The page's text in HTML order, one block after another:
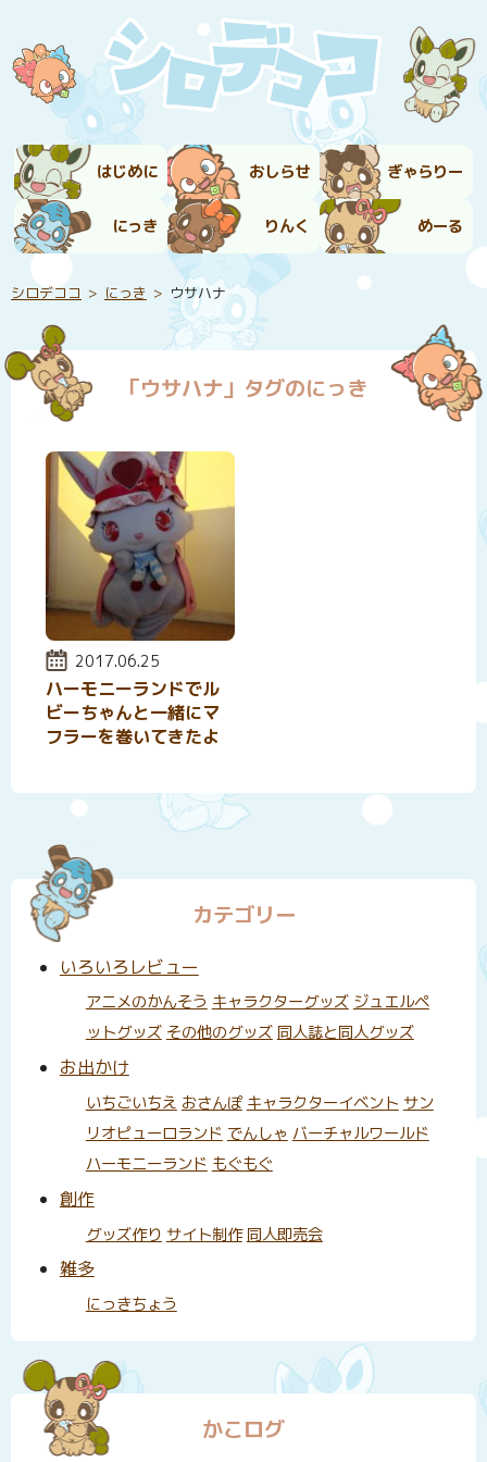
はじめに おしらせ ぎゃらりー
にっき りんく めーる
シロデココ にっき ウサハナ
「ウサハナ」タグのにっき
投稿日:
2017.06.25
ハーモニーランドでル
ビーちゃんと一緒にマ
フラーを巻いてきたよ
カテゴリー
いろいろレビュー
アニメのかんそう キャラクターグッズ ジュエルペ
ットグッズ その他のグッズ 同人誌と同人グッズ
お出かけ
いちごいちえ おさんぽ キャラクターイベント サン
リオピューロランド でんしゃ バーチャルワールド
ハーモニーランド もぐもぐ
創作
グッズ作り サイト制作 同人即売会
雑多
にっきちょう
かこログ